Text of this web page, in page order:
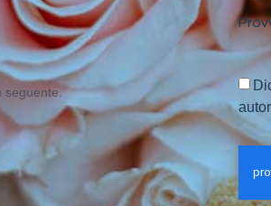
seguente.